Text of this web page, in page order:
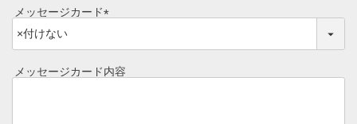
イイジマとは
しゃぶしゃぶ
メッセージカード
必
須
メッセージカード内容